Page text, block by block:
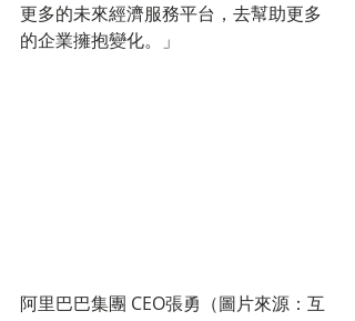
更多的未來經濟服務平台，去幫助更多
的企業擁抱變化。」
阿里巴巴集團 CEO張勇（圖片來源：互